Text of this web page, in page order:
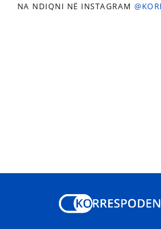
NA NDIQNI NË INSTAGRAM